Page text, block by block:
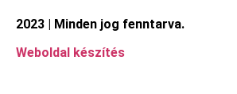
2023 | Minden jog fenntarva.
Weboldal készítés